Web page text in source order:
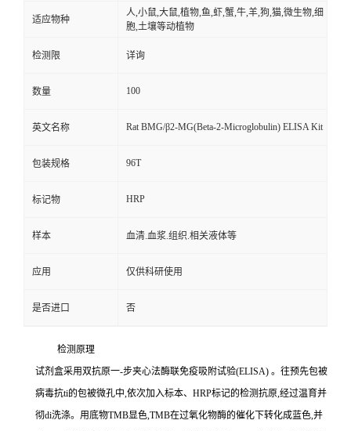
适应物种
人,小鼠,大鼠,植物,鱼,虾,蟹,牛,羊,狗,猫,微生物,细
胞,土壤等动植物
检测限 详询
数量 100
英文名称 Rat BMG/β2-MG(Beta-2-Microglobulin) ELISA Kit
包装规格 96T
标记物 HRP
样本 血清.血浆.组织.相关液体等
应用 仅供科研使用
是否进口 否
检测原理
试剂盒采用双抗原一-步夹心法酶联免疫吸附试验(ELISA) 。往预先包被
病毒抗ti的包被微孔中,依次加入标本、 HRP标记的检测抗原,经过温育并
彻di洗涤。用底物TMB显色,TMB在过氧化物酶的催化下转化成蓝色,并